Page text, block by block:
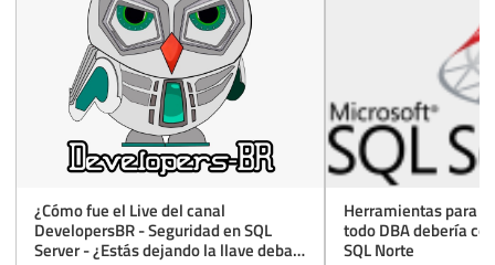
¿Cómo fue el Live del canal
DevelopersBR - Seguridad en SQL
Server - ¿Estás dejando la llave debajo
Herramientas para
todo DBA debería
SQL Norte